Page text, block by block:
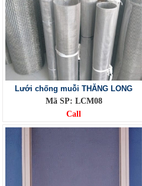
Lưới chống muỗi THĂNG LONG
Mã SP: LCM08
Call